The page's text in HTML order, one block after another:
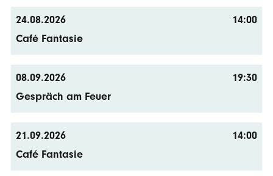
24.08.2026
14:00
Café Fantasie
08.09.2026
19:30
Gespräch am Feuer
21.09.2026
14:00
Café Fantasie